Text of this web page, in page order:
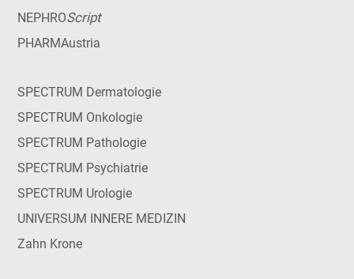
NEPHROScript
PHARMAustria
SPECTRUM Dermatologie
SPECTRUM Onkologie
SPECTRUM Pathologie
SPECTRUM Psychiatrie
SPECTRUM Urologie
UNIVERSUM INNERE MEDIZIN
Zahn Krone